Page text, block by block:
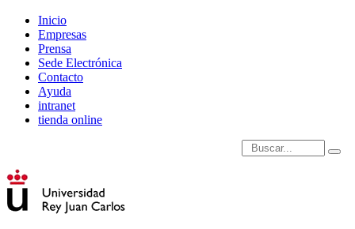
Inicio
Empresas
Prensa
Sede Electrónica
Contacto
Ayuda
intranet
tienda online
Introduce términos de